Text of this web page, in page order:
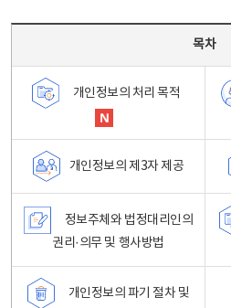
목차
개인정보의 처리 목적
개인정보의 제3자 제공
정보주체와 법정대리인의
권리·의무 및 행사방법
개인정보의 파기 절차 및